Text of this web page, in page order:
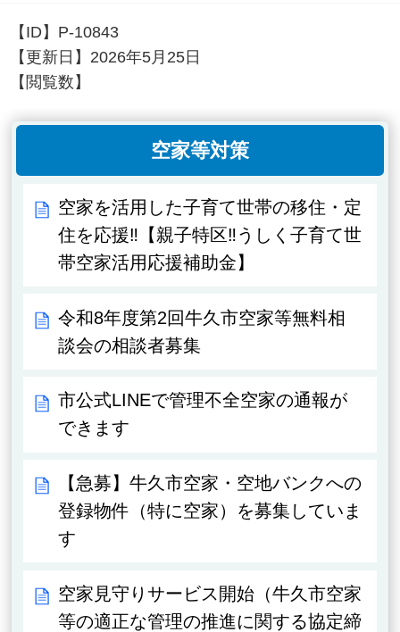
【ID】 P-10843
【更新日】 2026年5月25日
【閲覧数】
空家等対策
空家を活用した子育て世帯の移住・定
住を応援‼【親子特区‼うしく子育て世
帯空家活用応援補助金】
令和8年度第2回牛久市空家等無料相
談会の相談者募集
市公式LINEで管理不全空家の通報が
できます
【急募】牛久市空家・空地バンクへの
登録物件（特に空家）を募集していま
す
空家見守りサービス開始（牛久市空家
等の適正な管理の推進に関する協定締